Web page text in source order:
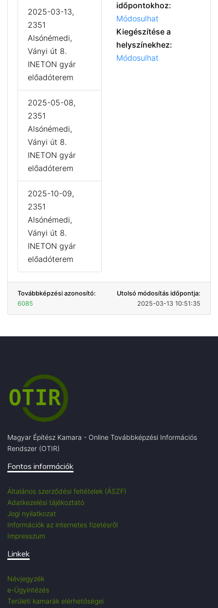
2025-03-13,
2351
Alsónémedi,
Ványi út 8.
INETON gyár
előadóterem
2025-05-08,
2351
Alsónémedi,
Ványi út 8.
INETON gyár
előadóterem
2025-10-09,
2351
Alsónémedi,
Ványi út 8.
INETON gyár
előadóterem
időpontokhoz:
Módosulhat
Kiegészítése a
helyszínekhez:
Módosulhat
Továbbképzési azonosító:
6085
Utolsó módosítás időpontja:
2025-03-13 10:51:35
Magyar Építész Kamara - Online Továbbképzési Információs
Rendszer (OTIR)
Fontos információk
Általános szerződési feltételek (ÁSZF)
Adatkezelési tájékoztató
Jogi nyilatkozat
Információk az internetes fizetésről
Impresszum
Linkek
Névjegyzék
e-Ügyintézés
Területi kamarák elérhetőségei